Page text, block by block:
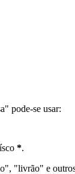
pode-se usar:
*.
"livrão" e